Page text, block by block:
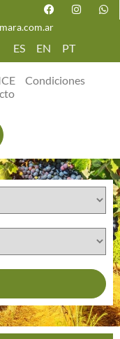
ES EN PT
Condiciones